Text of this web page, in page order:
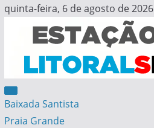
Skip
content
quinta-feira, 6 de agosto de 2026
Estação Litoral SP
Notícias da Baixada Santista
Baixada Santista
Praia Grande